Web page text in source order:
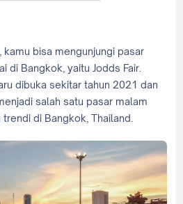
kamu bisa mengunjungi pasar
di Bangkok, yaitu Jodds Fair.
dibuka sekitar tahun 2021 dan
salah satu pasar malam
di Bangkok, Thailand.